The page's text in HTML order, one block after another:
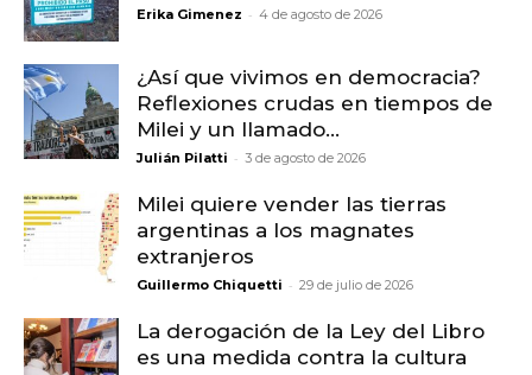
Erika Gimenez - 4 de agosto de 2026
¿Así que vivimos en democracia?
Reflexiones crudas en tiempos de
Milei y un llamado...
Julián Pilatti - 3 de agosto de 2026
Milei quiere vender las tierras
argentinas a los magnates
extranjeros
Guillermo Chiquetti - 29 de julio de 2026
La derogación de la Ley del Libro
es una medida contra la cultura